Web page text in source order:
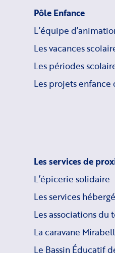
Pôle Enfance
L’équipe
Les vacances
Les périodes
Les projets
Les services de
L’épicerie solidaire
Les services
Les associations du
La caravane
Le Bassin Éducatif